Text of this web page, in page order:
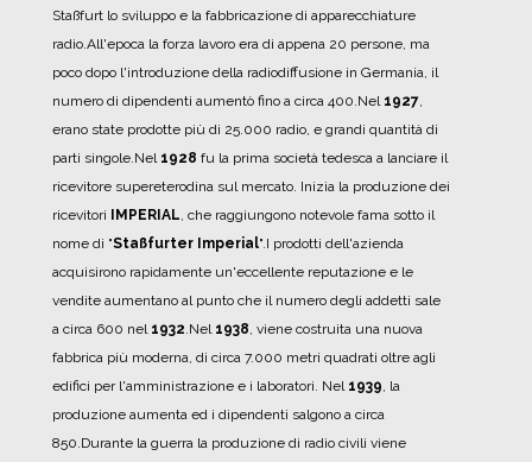
Staßfurt lo sviluppo e la fabbricazione di apparecchiature
radio.All'epoca la forza lavoro era di appena 20 persone, ma
poco dopo l'introduzione della radiodiffusione in Germania, il
numero di dipendenti aumentò fino a circa 400.Nel 1927,
erano state prodotte più di 25.000 radio, e grandi quantità di
parti singole.Nel 1928 fu la prima società tedesca a lanciare il
ricevitore supereterodina sul mercato. Inizia la produzione dei
ricevitori
IMPERIAL, che raggiungono notevole fama sotto il
nome di "Staßfurter Imperial".I prodotti dell'azienda
acquisirono rapidamente un'eccellente reputazione e le
vendite aumentano al punto che il numero degli addetti sale
a circa 600 nel 1932.Nel 1938, viene costruita una nuova
fabbrica più moderna, di circa 7.000 metri quadrati oltre agli
edifici per l'amministrazione e i laboratori. Nel 1939, la
produzione aumenta ed i dipendenti salgono a circa
850.Durante la guerra la produzione di radio civili viene